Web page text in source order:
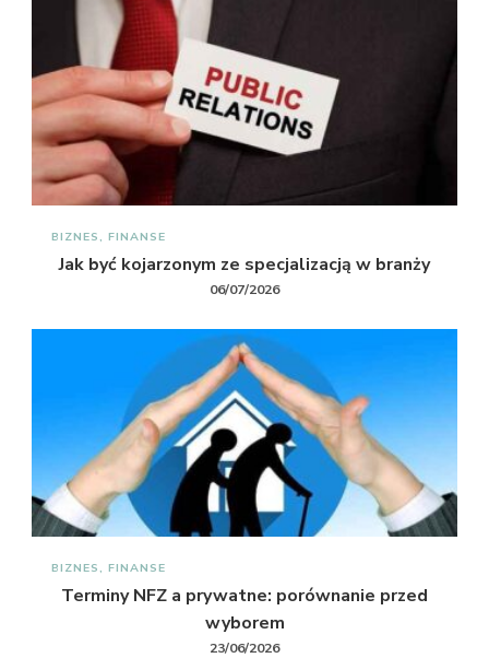
BIZNES, FINANSE
Jak być kojarzonym ze specjalizacją w branży
06/07/2026
BIZNES, FINANSE
Terminy NFZ a prywatne: porównanie przed
wyborem
23/06/2026